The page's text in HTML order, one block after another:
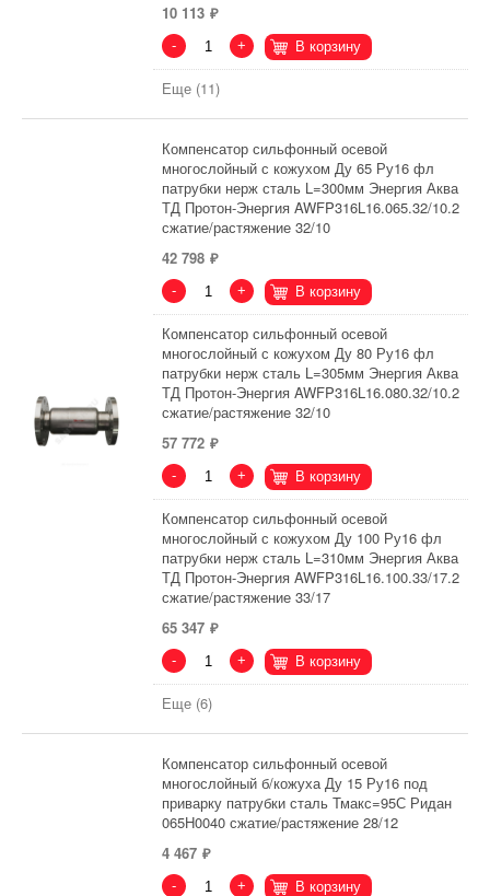
10 113
- + В корзину
Еще (11)
Компенсатор сильфонный осевой
многослойный с кожухом Ду 65 Ру16 фл
патрубки нерж сталь L=300мм Энергия Аква
ТД Протон-Энергия AWFP316L16.065.32/10.2
сжатие/растяжение 32/10
42 798
- + В корзину
Компенсатор сильфонный осевой
многослойный с кожухом Ду 80 Ру16 фл
патрубки нерж сталь L=305мм Энергия Аква
ТД Протон-Энергия AWFP316L16.080.32/10.2
сжатие/растяжение 32/10
57 772
- + В корзину
Компенсатор сильфонный осевой
многослойный с кожухом Ду 100 Ру16 фл
патрубки нерж сталь L=310мм Энергия Аква
ТД Протон-Энергия AWFP316L16.100.33/17.2
сжатие/растяжение 33/17
65 347
- + В корзину
Еще (6)
Компенсатор сильфонный осевой
многослойный б/кожуха Ду 15 Ру16 под
приварку патрубки сталь Тмакс=95С Ридан
065H0040 сжатие/растяжение 28/12
4 467
- + В корзину